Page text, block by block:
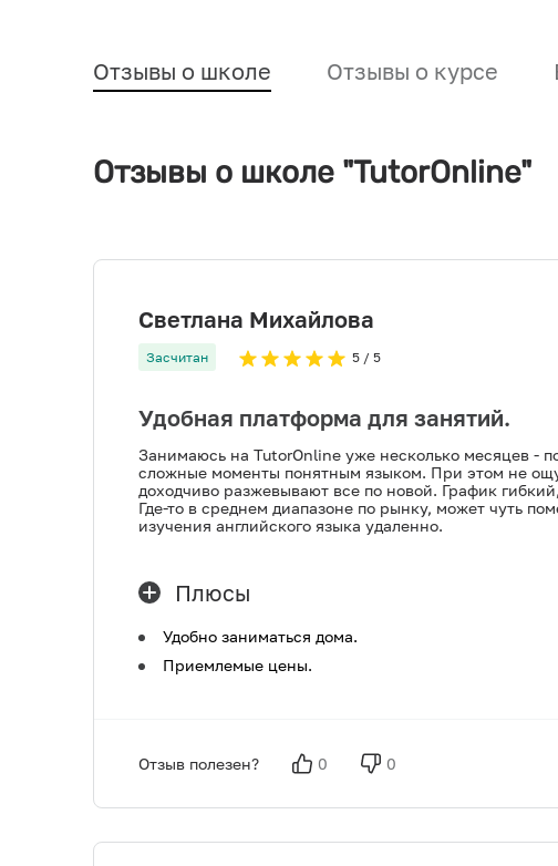
Отзывы о школе Отзывы о курсе
Отзывы о школе "TutorOnline"
Светлана Михайлова
Засчитан 5 / 5
Удобная платформа для занятий.
Занимаюсь на TutorOnline уже несколько месяцев -
сложные моменты понятным языком. При этом не
доходчиво разжевывают все по новой. График
Где-то в среднем диапазоне по рынку, может чуть
изучения английского языка удаленно.
Плюсы
Удобно заниматься дома.
Приемлемые цены.
Отзыв полезен? 0 0